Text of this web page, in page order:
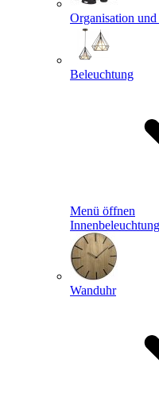
Organisation
Beleuchtung
Menü öffnen
Innenbeleuchtung
Wanduhr